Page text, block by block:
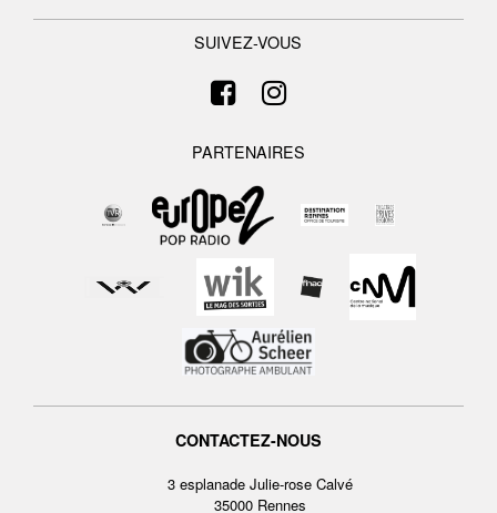
SUIVEZ-VOUS
PARTENAIRES
CONTACTEZ-NOUS
3 esplanade Julie-rose Calvé
35000 Rennes